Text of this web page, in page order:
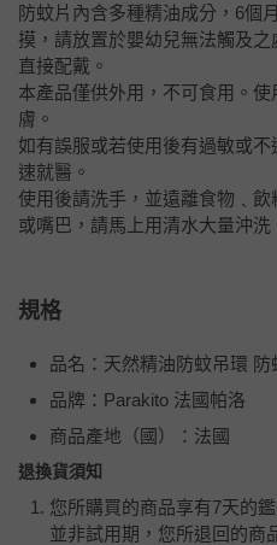
防蚊片內含多種精油成分，6個
摸，請放置於嬰幼兒無法觸及
直接配戴。
本產品僅供外用，不可食用。
膚。
如有誤服或若使用後有過敏或
速就醫。
使用後請洗手，並遠離食物﹑
或嘴巴，請馬上用清水大量沖洗
規格
品名：天然精油防蚊吊環 防
品牌：Parakito 法國帕洛
商品產地（國）：法國
退換貨須知
您所購買的商品享有7天的
並非試用期，您所退回的商